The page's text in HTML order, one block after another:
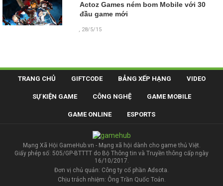
Actoz Games ném bom Mobile với 30
đầu game mới
, 28/5/15
TRANG CHỦ GIFTCODE BẢNG XẾP HẠNG VIDEO
SỰ KIỆN GAME CÔNG NGHỆ GAME MOBILE
GAME ONLINE ESPORTS
Mạng Xã Hội GameHub.vn - Mạng xã hội dành cho game thủ Việt.
Giấy phép số: 505/GP-BTTTT do Bộ Thông tin và Truyền thông cấp ngày
16/10/2017.
Đơn vị chủ quản: Công ty cổ phần Adsota.
Chịu trách nhiệm: Ông Trần Quốc Toản.